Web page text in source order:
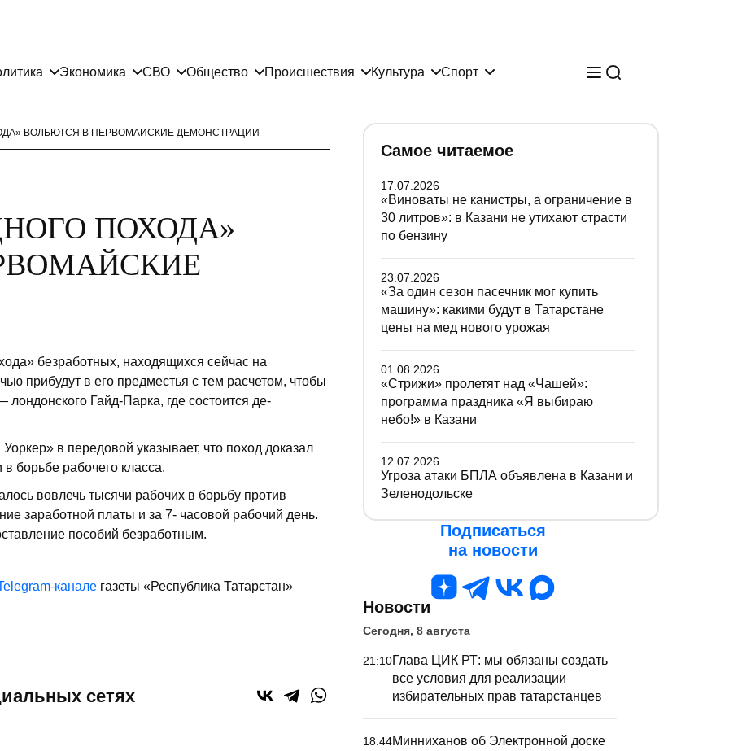
Экономика СВО Общество Происшествия Культура Спорт
ВОЛЬЮТСЯ В ПЕРВОМАЙСКИЕ ДЕМОНСТРАЦИИ
ПОХОДА»
безработных, находящихся сейчас на
прибудут в его пред­местья с тем расчетом, чтобы
лон­донского Гайд-Парка, где состоится де­
в передовой указывает, что поход доказал
борьбе рабочего класса.
вовлечь тысячи рабочих в борь­бу против
заработной платы и за 7- часовой рабочий день.
посо­бий безработным.
канале газеты «Республика Татарстан»
сетях
Самое читаемое
17.07.2026
«Виноваты не канистры, а ограничение в
30 литров»: в Казани не утихают страсти
по бензину
23.07.2026
«За один сезон пасечник мог купить
машину»: какими будут в Татарстане
цены на мед нового урожая
01.08.2026
«Стрижи» пролетят над «Чашей»:
программа праздника «Я выбираю
небо!» в Казани
12.07.2026
Угроза атаки БПЛА объявлена в Казани и
Зеленодольске
Подписаться
на новости
Новости
Сегодня, 8 августа
21:10Глава ЦИК РТ: мы обязаны создать
все условия для реализации
избирательных прав татарстанцев
18:44Минниханов об Электронной доске